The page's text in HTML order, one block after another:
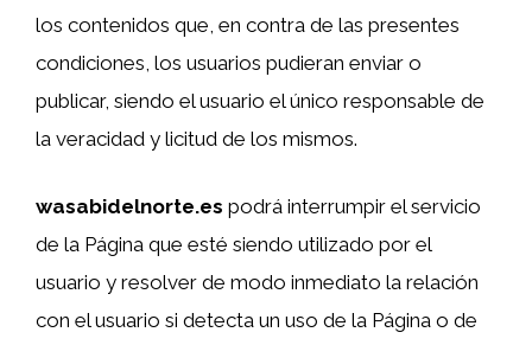
los contenidos que, en contra de las presentes
condiciones, los usuarios pudieran enviar o
publicar, siendo el usuario el único responsable de
la veracidad y licitud de los mismos.
wasabidelnorte.es podrá interrumpir el servicio
de la Página que esté siendo utilizado por el
usuario y resolver de modo inmediato la relación
con el usuario si detecta un uso de la Página o de